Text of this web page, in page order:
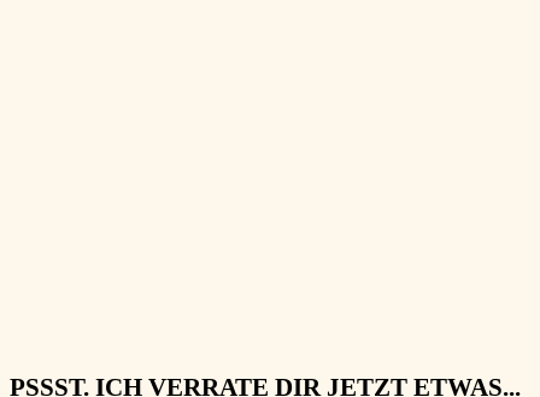
PSSST. ICH VERRATE DIR JETZT ETWAS...